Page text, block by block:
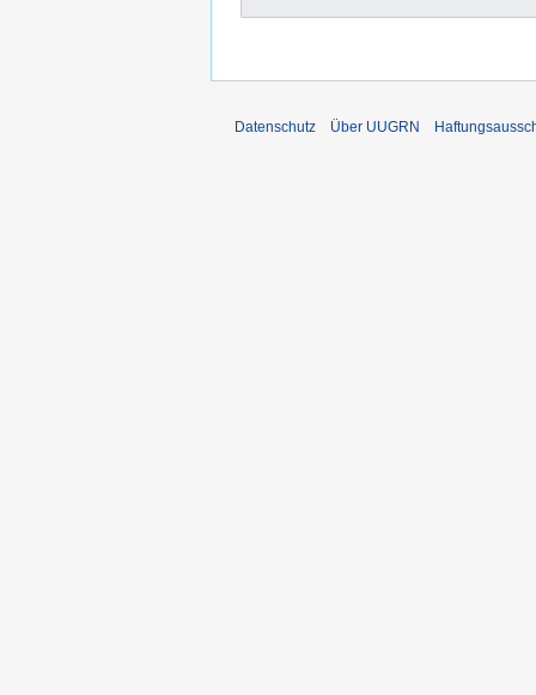
Datenschutz Über UUGRN